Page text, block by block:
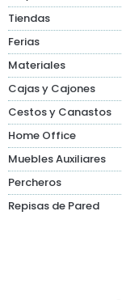
Tiendas
Ferias
Materiales
Cajas y Cajones
Cestos y Canastos
Home Office
Muebles Auxiliares
Percheros
Repisas de Pared